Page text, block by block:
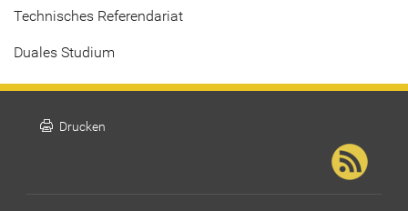
Technisches Referendariat
Duales Studium
print Drucken